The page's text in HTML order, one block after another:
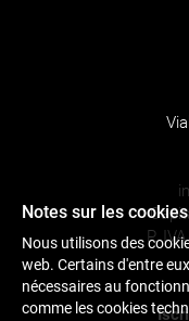
P.
Notes sur les cookies
Nous utilisons des
web. Certains d'entre
nécessaires au
comme les cookies